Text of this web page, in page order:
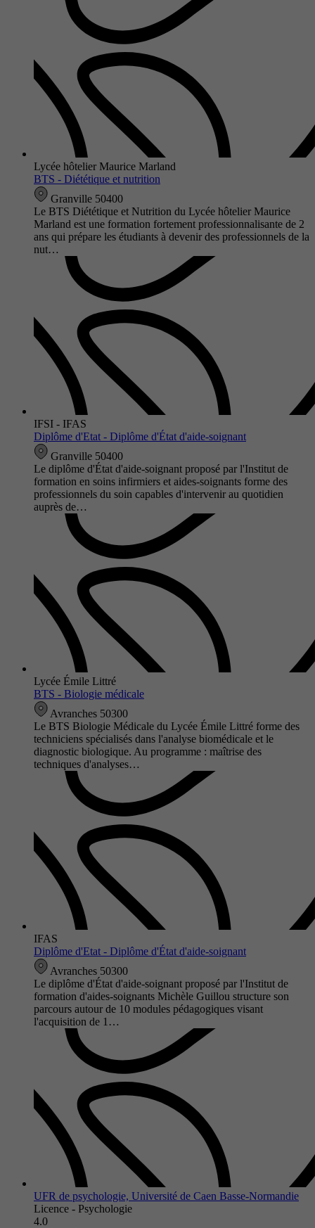
Lycée hôtelier Maurice Marland
BTS - Diététique et nutrition
Granville 50400
Le BTS Diététique et Nutrition du Lycée hôtelier Maurice
Marland est une formation fortement professionnalisante de 2
ans qui prépare les étudiants à devenir des professionnels de la
nut…
IFSI - IFAS
Diplôme d'Etat - Diplôme d'État d'aide-soignant
Granville 50400
Le diplôme d'État d'aide-soignant proposé par l'Institut de
formation en soins infirmiers et aides-soignants forme des
professionnels du soin capables d'intervenir au quotidien
auprès de…
Lycée Émile Littré
BTS - Biologie médicale
Avranches 50300
Le BTS Biologie Médicale du Lycée Émile Littré forme des
techniciens spécialisés dans l'analyse biomédicale et le
diagnostic biologique. Au programme : maîtrise des
techniques d'analyses…
IFAS
Diplôme d'Etat - Diplôme d'État d'aide-soignant
Avranches 50300
Le diplôme d'État d'aide-soignant proposé par l'Institut de
formation d'aides-soignants Michèle Guillou structure son
parcours autour de 10 modules pédagogiques visant
l'acquisition de 1…
UFR de psychologie, Université de Caen Basse-Normandie
Licence - Psychologie
4.0